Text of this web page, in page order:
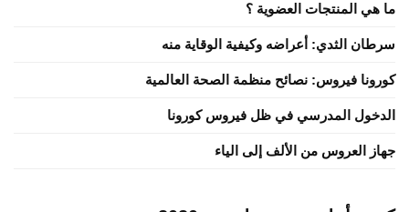
ما هي المنتجات العضوية ؟
سرطان الثدي: أعراضه وكيفية الوقاية منه
كورونا فيروس: نصائح منظمة الصحة العالمية
الدخول المدرسي في ظل فيروس كورونا
جهاز العروس من الألف إلى الياء